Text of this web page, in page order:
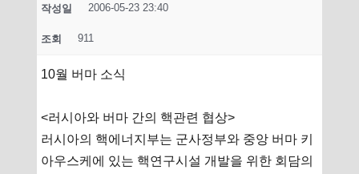
작성일 2006-05-23 23:40
조회 911
10월 버마 소식
<러시아와 버마 간의 핵관련 협상>
러시아의 핵에너지부는 군사정부와 중앙 버마 키
아우스케에 있는 핵연구시설 개발을 위한 회담의